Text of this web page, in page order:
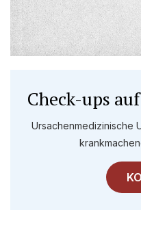
Check-ups
Ursachenmedizinische